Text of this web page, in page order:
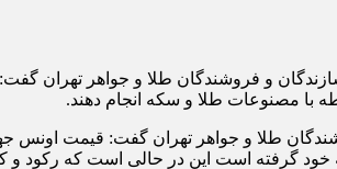
و فروشندگان طلا و جواهر تهران
با مصنوعات طلا و سکه انجام دهند.
خود گرفته است این در حالی است که رکود و